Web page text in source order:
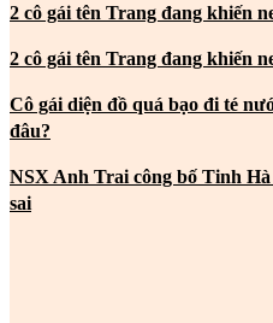
2 cô gái tên Trang đang khiến
2 cô gái tên Trang đang khiến
Cô gái diện đồ quá bạo đi té
đâu?
NSX Anh Trai công bố Tinh
sai